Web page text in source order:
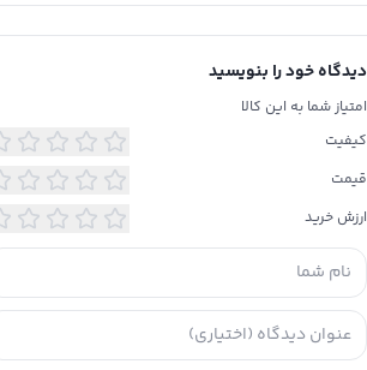
توضیحات تکمیلی
فرمولاسیون
حاوی ویتامین E
دارای عطر دل
کمک به
دیدگاه خود را بنویسید
امتیاز شما به این کالا
کیفیت
قیمت
ارزش خرید